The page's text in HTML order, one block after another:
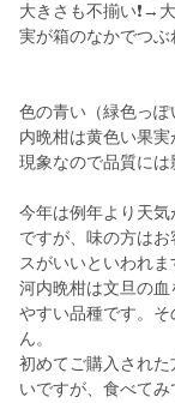
大きさも不揃い❗→
実が箱のなかでつぶ
色の青い（緑色っ
内晩柑は黄色い果実
現象なので品質には
今年は例年より天
ですが、味の方は
スがいいといわれ
河内晩柑は文旦の
やすい品種です。
ん。
初めてご購入され
いですが、食べて